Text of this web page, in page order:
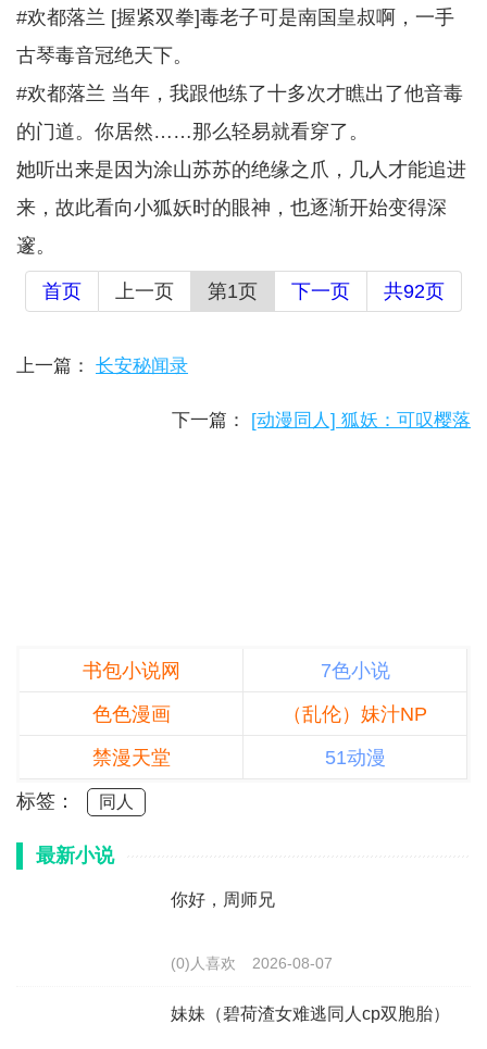
#欢都落兰 [握紧双拳]毒老子可是南国皇叔啊，一手
古琴毒音冠绝天下。
#欢都落兰 当年，我跟他练了十多次才瞧出了他音毒
的门道。你居然……那么轻易就看穿了。
她听出来是因为涂山苏苏的绝缘之爪，几人才能追进
来，故此看向小狐妖时的眼神，也逐渐开始变得深
邃。
首页 上一页 第1页 下一页 共92页
上一篇： 长安秘闻录
下一篇： [动漫同人] 狐妖：可叹樱落
书包小说网
7色小说
色色漫画
（乱伦）妹汁NP
禁漫天堂
51动漫
标签：
同人
最新小说
你好，周师兄
(0)人喜欢 2026-08-07
妹妹（碧荷渣女难逃同人cp双胞胎）